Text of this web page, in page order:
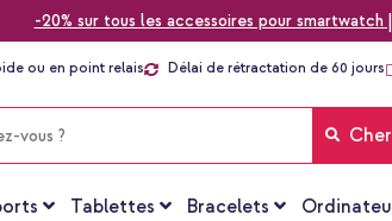
-20% sur tous les accessoires pour smartwatch
ou en point relais Délai de rétractation de 60 jours
Tablettes Bracelets